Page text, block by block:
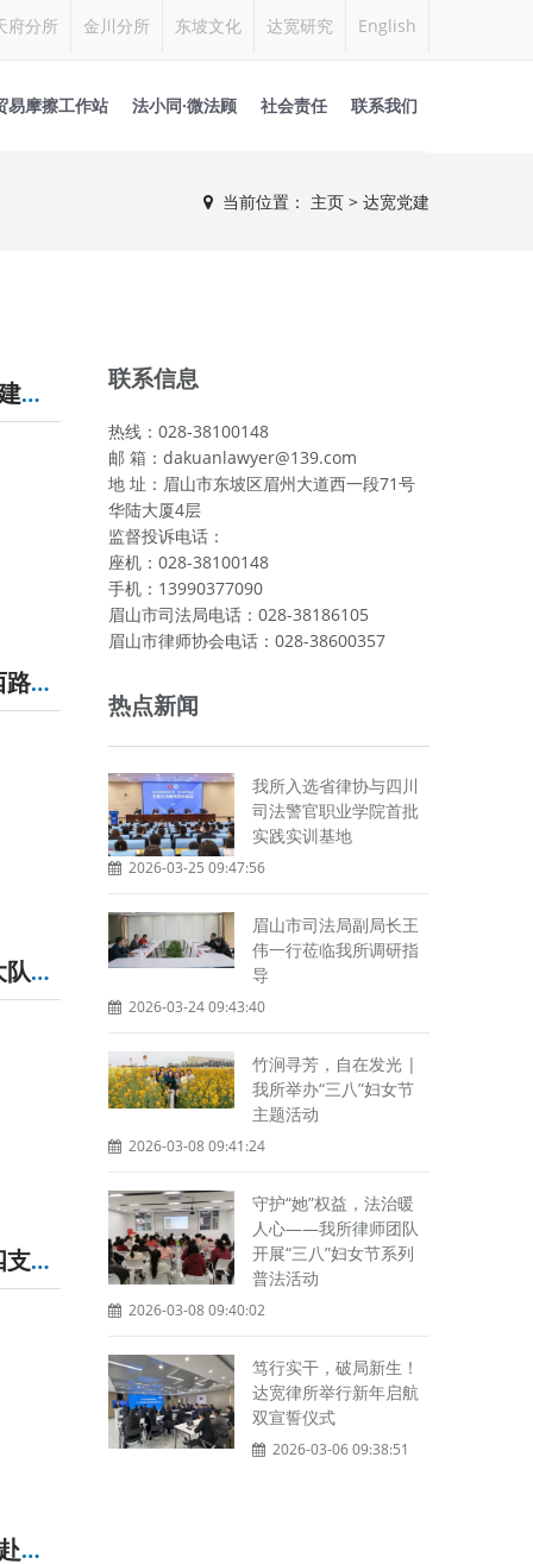
府分所 金川分所 东坡文化 达宽研究 English
易摩擦工作站 法小同·微法顾 社会责任 联系我们
当前位置： 主页 > 达宽党建
争做‘四有律师’、创建‘四化律所’主题推进会暨迎“七一”支部联建活动顺利开展
我所与省交通运输综合行政执法总队第四支队十大队、文安西路社区联合开展“联动共建 法治同行”专题活动
我所与省交通运输综合行政执法总队第四支队服监、六、十大队、省高速公安四分局六大队等单位联合开展主题党日活动
我所党支部、团支部与四川省交通运输综合行政执法总队第四支队开展联建活动
传承延安精神，赓续红色血脉——四川达宽律师事务所党支部赴延安开展爱国主义教育活动
联系信息
热线：028-38100148
邮 箱：dakuanlawyer@139.com
地 址：眉山市东坡区眉州大道西一段71号
华陆大厦4层
监督投诉电话：
座机：028-38100148
手机：13990377090
眉山市司法局电话：028-38186105
眉山市律师协会电话：028-38600357
热点新闻
我所入选省律协与四川
司法警官职业学院首批
实践实训基地
2026-03-25 09:47:56
眉山市司法局副局长王
伟一行莅临我所调研指
导
2026-03-24 09:43:40
竹涧寻芳，自在发光 |
我所举办“三八”妇女节
主题活动
2026-03-08 09:41:24
守护“她”权益，法治暖
人心——我所律师团队
开展“三八”妇女节系列
普法活动
2026-03-08 09:40:02
笃行实干，破局新生！
达宽律所举行新年启航
双宣誓仪式
2026-03-06 09:38:51